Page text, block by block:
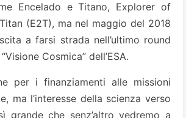
Encelado e Titano, Explorer of
(E2T), ma nel maggio del 2018
a farsi strada nell’ultimo round
Cosmica” dell’ESA.
per i finanziamenti alle missioni
ma l’interesse della scienza verso
grande che senz’altro vedremo a